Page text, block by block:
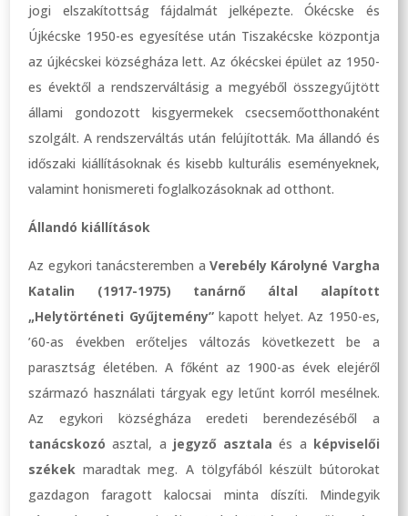
jogi elszakítottság fájdalmát jelképezte. Ókécske és
Újkécske 1950-es egyesítése után Tiszakécske központja
az újkécskei községháza lett. Az ókécskei épület az 1950-
es évektől a rendszerváltásig a megyéből összegyűjtött
állami gondozott kisgyermekek csecsemőotthonaként
szolgált. A rendszerváltás után felújították. Ma állandó és
időszaki kiállításoknak és kisebb kulturális eseményeknek,
valamint honismereti foglalkozásoknak ad otthont.
Állandó kiállítások
Az egykori tanácsteremben a Verebély Károlyné Vargha
Katalin (1917-1975) tanárnő által alapított
„Helytörténeti Gyűjtemény”kapott helyet. Az 1950-es,
’60-as években erőteljes változás következett be a
parasztság életében. A főként az 1900-as évek elejéről
származó használati tárgyak egy letűnt korról mesélnek.
Az egykori községháza eredeti berendezéséből a
tanácskozóasztal, a jegyző asztalaés a képviselői
székekmaradtak meg. A tölgyfából készült bútorokat
gazdagon faragott kalocsai minta díszíti. Mindegyik